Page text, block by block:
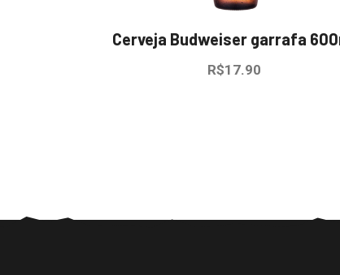
Cerveja Budweiser garrafa
R$17.90